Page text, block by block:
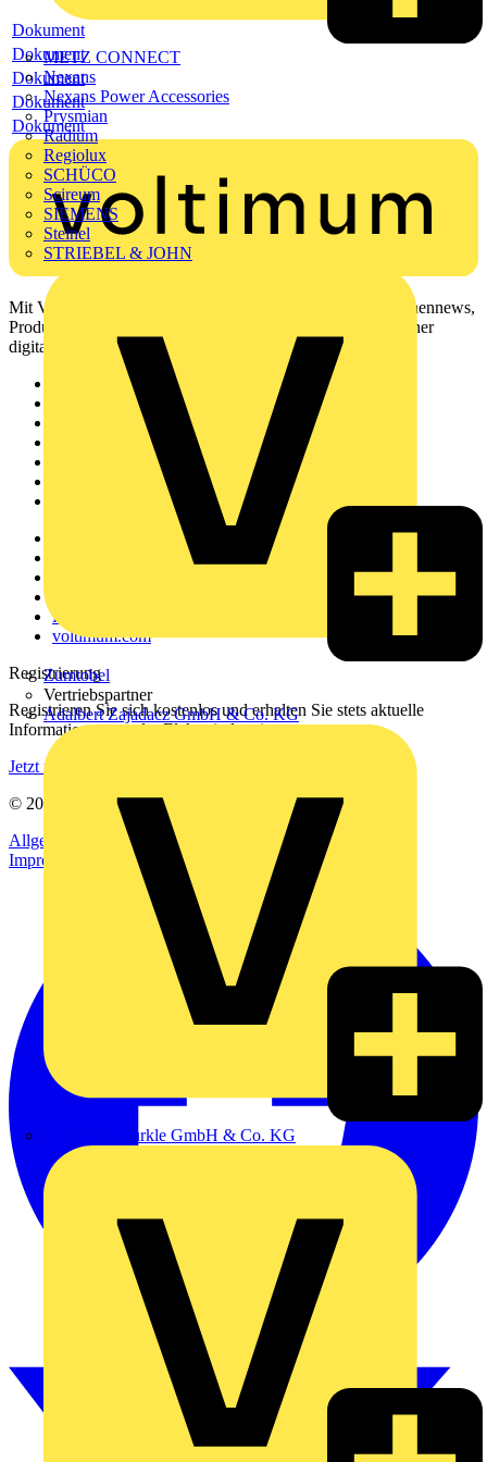
METZ CONNECT
Nexans
Nexans Power Accessories
Prysmian
Radium
Regiolux
SCHÜCO
Scireum
SIEMENS
Steinel
STRIEBEL & JOHN
Zumtobel
Vertriebspartner
Adalbert Zajadacz GmbH & Co. KG
Alexander Bürkle GmbH & Co. KG
Dokument
Dokument
Dokument
Dokument
Dokument
Mit Voltimum erhalten Elektrofachkräfte Zugang zu Branchennews,
Produktinformationen, Schulungen und Tools – alles auf einer
digitalen Plattform und Community.
Häufig gestellte Fragen
voltimum.com
Registrierung
Registrieren Sie sich kostenlos und erhalten Sie stets aktuelle
Informationen aus der Elektroindustrie.
Jetzt registrieren
© 2002-
Voltimum
Allgemeine Geschäftsbedingungen
Datenschutzerklärung
Impressum